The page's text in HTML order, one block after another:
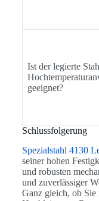
Ist der legierte
geeignet?
Schlussfolgerung
Spezialstahl 4130
seiner hohen
und robusten
und zuverlässiger
Ganz gleich, ob